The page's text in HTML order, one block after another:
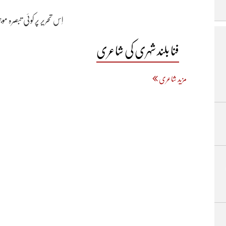
اِس تحریر پر کوئی تبصرہ
فنا بلند شہری کی شاعری
مزید شاعری